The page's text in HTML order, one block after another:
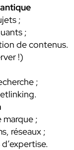
;
;
de contenus.
!)
;
marque ;
réseaux ;